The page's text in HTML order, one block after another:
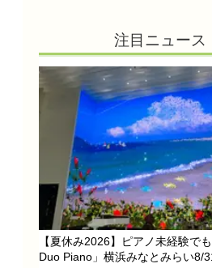
注目ニュース
【夏休み2026】ピアノ未経験で
Duo Piano」横浜みなとみらい8/